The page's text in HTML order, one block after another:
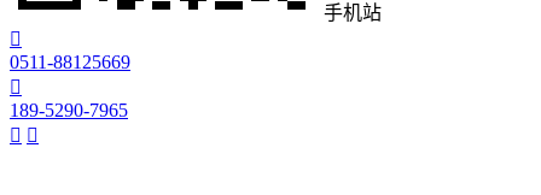
手机站

0511-88125669

189-5290-7965
 